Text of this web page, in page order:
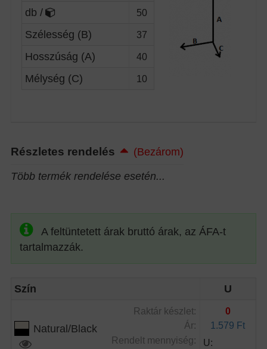
db /
50
Szélesség (B) 37
Hosszúság (A) 40
Mélység (C) 10
Részletes rendelés
(Bezárom)
Több termék rendelése esetén...
A feltüntetett árak bruttó árak, az ÁFA-t
tartalmazzák.
Szín U
Natural/Black
Raktár készlet:
Ár:
Rendelt mennyiség:
0
1.579 Ft
U: